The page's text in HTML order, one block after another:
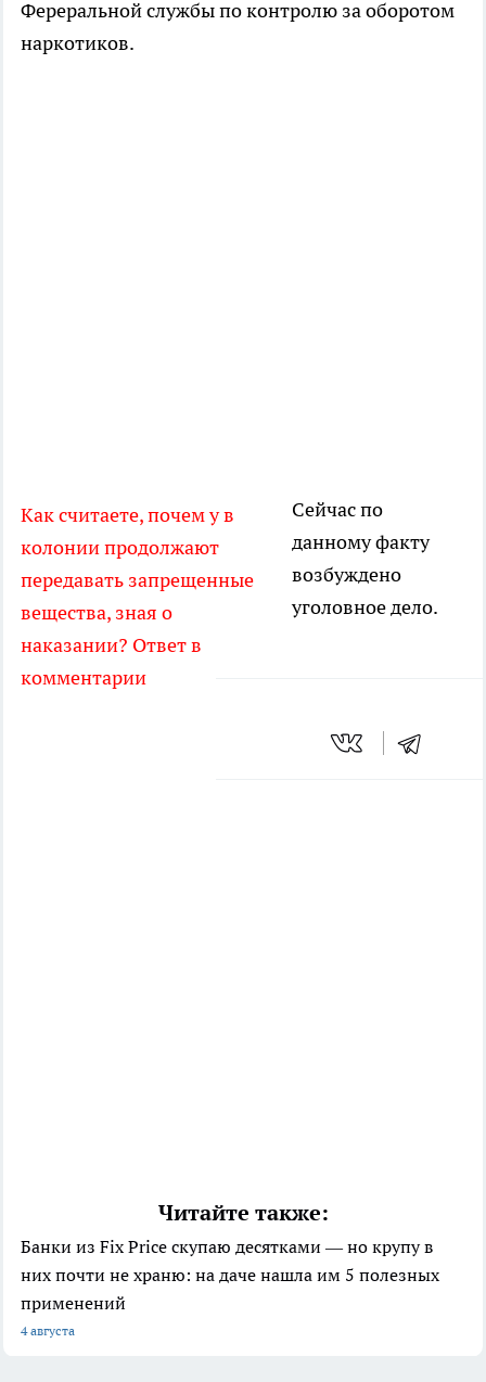
Фереральной службы по контролю за оборотом
наркотиков.
Как считаете, почем у в
колонии продолжают
передавать запрещенные
вещества, зная о
наказании? Ответ в
комментарии
Сейчас по
данному факту
возбуждено
уголовное дело.
Читайте также:
Банки из Fix Price скупаю десятками — но крупу в
них почти не храню: на даче нашла им 5 полезных
применений
4 августа